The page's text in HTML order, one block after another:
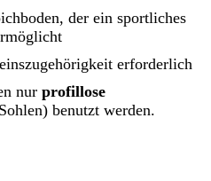
der ein sportliches
erforderlich
nur profillose
benutzt werden.